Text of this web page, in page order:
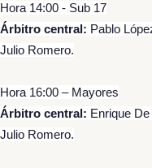
Hora 14:00 - Sub 17
Árbitro central: Pablo
Julio Romero.
Hora 16:00 – Mayores
Árbitro central: Enrique
Julio Romero.